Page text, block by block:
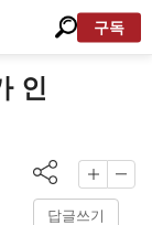
구독
인
답글쓰기